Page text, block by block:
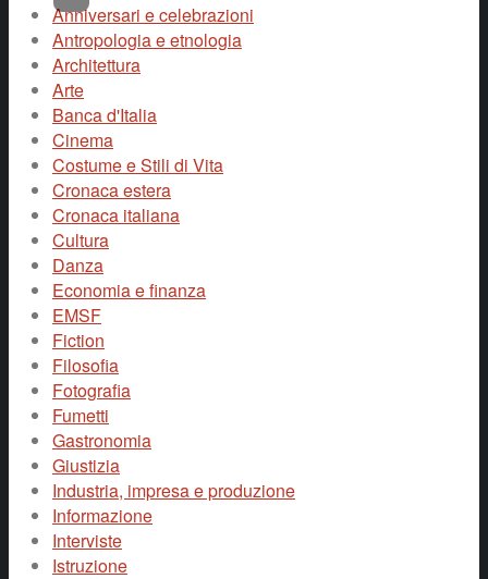
Anniversari e celebrazioni
Antropologia e etnologia
Architettura
Arte
Banca d'Italia
Cinema
Costume e Stili di Vita
Cronaca estera
Cronaca italiana
Cultura
Danza
Economia e finanza
EMSF
Fiction
Filosofia
Fotografia
Fumetti
Gastronomia
Giustizia
Industria, impresa e produzione
Informazione
Interviste
Istruzione